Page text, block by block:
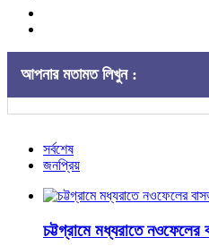
আপনার মতামত লিখুন :
সর্বশেষ
জনপ্রিয়
চট্টগ্রামে মধ্যরাতে নওফেলের